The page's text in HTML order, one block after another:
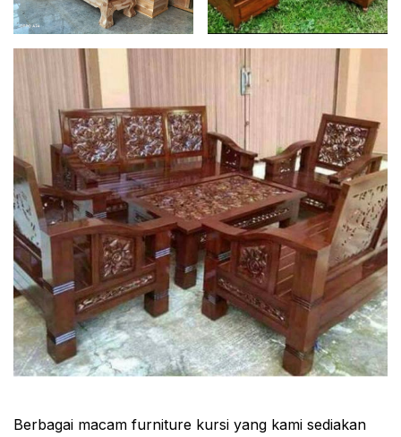
Berbagai macam furniture kursi yang kami sediakan